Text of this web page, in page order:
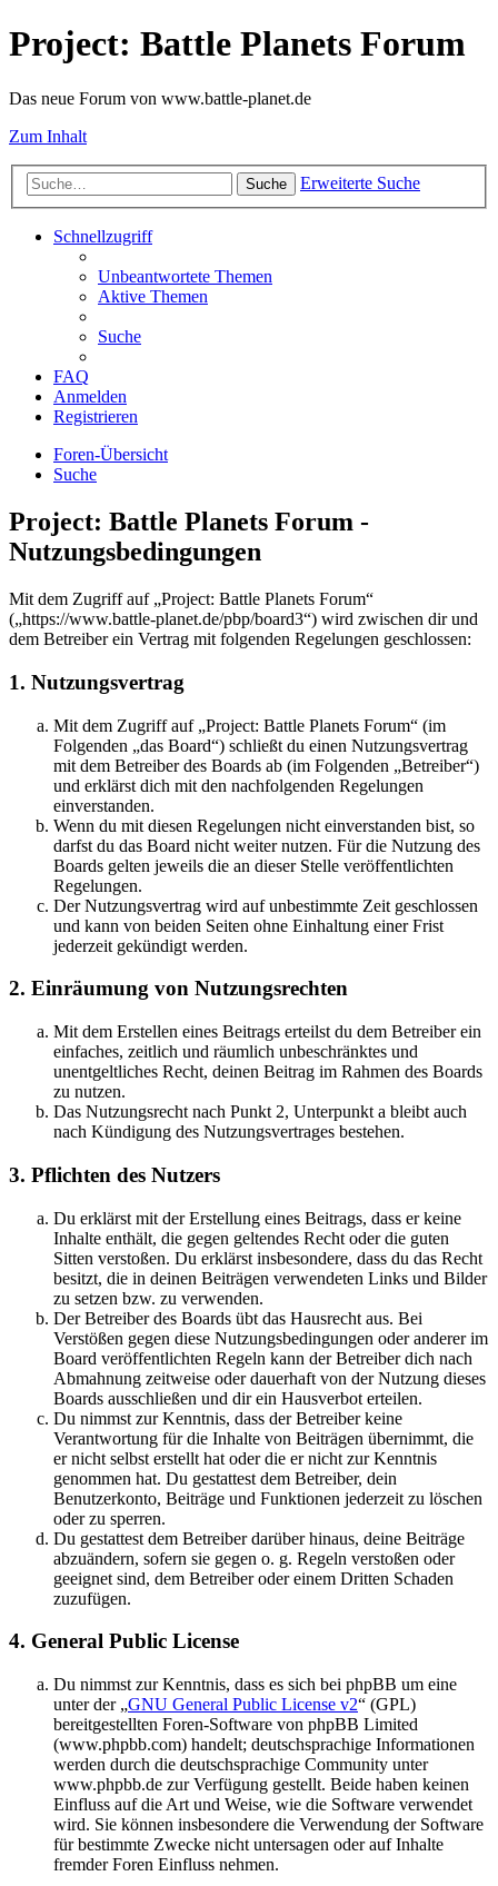
Project: Battle Planets Forum
Das neue Forum von www.battle-planet.de
Zum Inhalt
Suche Erweiterte Suche
Schnellzugriff
Unbeantwortete Themen
Aktive Themen
Suche
FAQ
Anmelden
Registrieren
Foren-Übersicht
Suche
Project: Battle Planets Forum -
Nutzungsbedingungen
Mit dem Zugriff auf „Project: Battle Planets Forum“
(„https://www.battle-planet.de/pbp/board3“) wird zwischen dir und
dem Betreiber ein Vertrag mit folgenden Regelungen geschlossen:
1. Nutzungsvertrag
Mit dem Zugriff auf „Project: Battle Planets Forum“ (im
Folgenden „das Board“) schließt du einen Nutzungsvertrag
mit dem Betreiber des Boards ab (im Folgenden „Betreiber“)
und erklärst dich mit den nachfolgenden Regelungen
einverstanden.
Wenn du mit diesen Regelungen nicht einverstanden bist, so
darfst du das Board nicht weiter nutzen. Für die Nutzung des
Boards gelten jeweils die an dieser Stelle veröffentlichten
Regelungen.
Der Nutzungsvertrag wird auf unbestimmte Zeit geschlossen
und kann von beiden Seiten ohne Einhaltung einer Frist
jederzeit gekündigt werden.
2. Einräumung von Nutzungsrechten
Mit dem Erstellen eines Beitrags erteilst du dem Betreiber ein
einfaches, zeitlich und räumlich unbeschränktes und
unentgeltliches Recht, deinen Beitrag im Rahmen des Boards
zu nutzen.
Das Nutzungsrecht nach Punkt 2, Unterpunkt a bleibt auch
nach Kündigung des Nutzungsvertrages bestehen.
3. Pflichten des Nutzers
Du erklärst mit der Erstellung eines Beitrags, dass er keine
Inhalte enthält, die gegen geltendes Recht oder die guten
Sitten verstoßen. Du erklärst insbesondere, dass du das Recht
besitzt, die in deinen Beiträgen verwendeten Links und Bilder
zu setzen bzw. zu verwenden.
Der Betreiber des Boards übt das Hausrecht aus. Bei
Verstößen gegen diese Nutzungsbedingungen oder anderer im
Board veröffentlichten Regeln kann der Betreiber dich nach
Abmahnung zeitweise oder dauerhaft von der Nutzung dieses
Boards ausschließen und dir ein Hausverbot erteilen.
Du nimmst zur Kenntnis, dass der Betreiber keine
Verantwortung für die Inhalte von Beiträgen übernimmt, die
er nicht selbst erstellt hat oder die er nicht zur Kenntnis
genommen hat. Du gestattest dem Betreiber, dein
Benutzerkonto, Beiträge und Funktionen jederzeit zu löschen
oder zu sperren.
Du gestattest dem Betreiber darüber hinaus, deine Beiträge
abzuändern, sofern sie gegen o. g. Regeln verstoßen oder
geeignet sind, dem Betreiber oder einem Dritten Schaden
zuzufügen.
4. General Public License
Du nimmst zur Kenntnis, dass es sich bei phpBB um eine
unter der „GNU General Public License v2“ (GPL)
bereitgestellten Foren-Software von phpBB Limited
(www.phpbb.com) handelt; deutschsprachige Informationen
werden durch die deutschsprachige Community unter
www.phpbb.de zur Verfügung gestellt. Beide haben keinen
Einfluss auf die Art und Weise, wie die Software verwendet
wird. Sie können insbesondere die Verwendung der Software
für bestimmte Zwecke nicht untersagen oder auf Inhalte
fremder Foren Einfluss nehmen.